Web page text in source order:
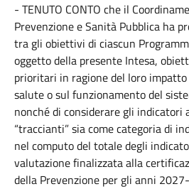
- TENUTO CONTO che il
Prevenzione e Sanità Pubblica ha
tra gli obiettivi di ciascun
oggetto della presente Intesa,
prioritari in ragione del loro
salute o sul funzionamento del
nonché di considerare gli
“traccianti” sia come categoria di
nel computo del totale degli
valutazione finalizzata alla
della Prevenzione per gli anni